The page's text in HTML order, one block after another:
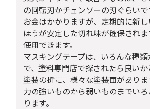
の回転刃かチェンソーの刃ぐらいで
お金はかかりますが、定期的に新
ほうが安定した切れ味が確保され
使用できます。
マスキングテープは、いろんな種
で、塗料専門店で探されたら良いか
塗装の折に、様々な塗装面があり
力の強いものから弱いものまでい
ります。